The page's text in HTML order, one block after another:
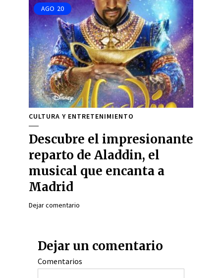
AGO 20
CULTURA Y ENTRETENIMIENTO
Descubre el impresionante
reparto de Aladdin, el
musical que encanta a
Madrid
Dejar comentario
Dejar un comentario
Comentarios